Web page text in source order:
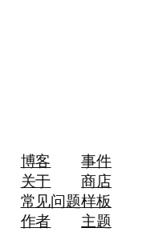
博客
关于
常见问题
作者
事件
商店
样板
主题